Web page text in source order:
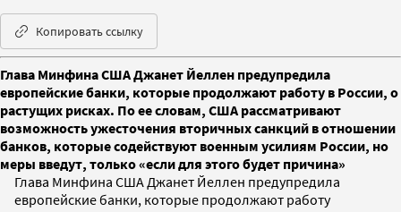
Копировать ссылку
Глава Минфина США Джанет Йеллен предупредила
европейские банки, которые продолжают работу в России, о
растущих рисках. По ее словам, США рассматривают
возможность ужесточения вторичных санкций в отношении
банков, которые содействуют военным усилиям России, но
меры введут, только «если для этого будет причина»
Глава Минфина США Джанет Йеллен предупредила
европейские банки, которые продолжают работу